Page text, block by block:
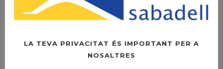
LA TEVA PRIVACITAT ÉS IMPORTANT PER A
NOSALTRES